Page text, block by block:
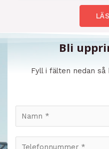
Bli
Fyll i fälten nedan
a
m